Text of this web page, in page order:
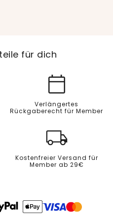
für dich
Verlängertes
Rückgaberecht für Member
Kostenfreier Versand für
Member ab 29€